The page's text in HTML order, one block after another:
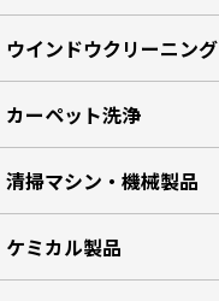
ウインドウクリーニング
カーペット洗浄
清掃マシン・機械製品
ケミカル製品